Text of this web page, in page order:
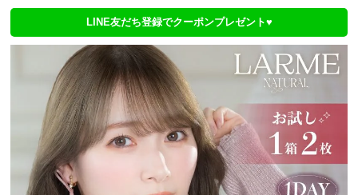
LINE友だち登録でクーポンプレゼント♥